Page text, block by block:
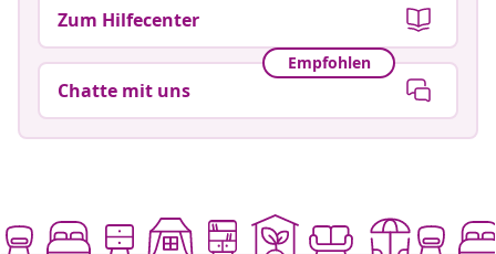
Zum Hilfecenter
Empfohlen
Chatte mit uns